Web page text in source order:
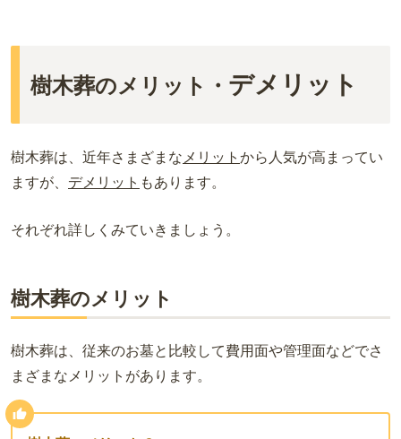
樹木葬のメリット・ デメリット
樹木葬は、近年さまざまな メリット から人気が高まってい
ますが、 デメリット もあります。
それぞれ詳しくみていきましょう。
樹木葬のメリット
樹木葬は、従来のお墓と比較して費用面や管理面などでさ
まざまなメリットがあります。